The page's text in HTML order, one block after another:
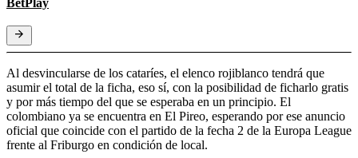
Al desvincularse de los cataríes, el elenco rojiblanco tendrá que
asumir el total de la ficha, eso sí, con la posibilidad de ficharlo gratis
y por más tiempo del que se esperaba en un principio. El
colombiano ya se encuentra en El Pireo, esperando por ese anuncio
oficial que coincide con el partido de la fecha 2 de la Europa League
frente al Friburgo en condición de local.